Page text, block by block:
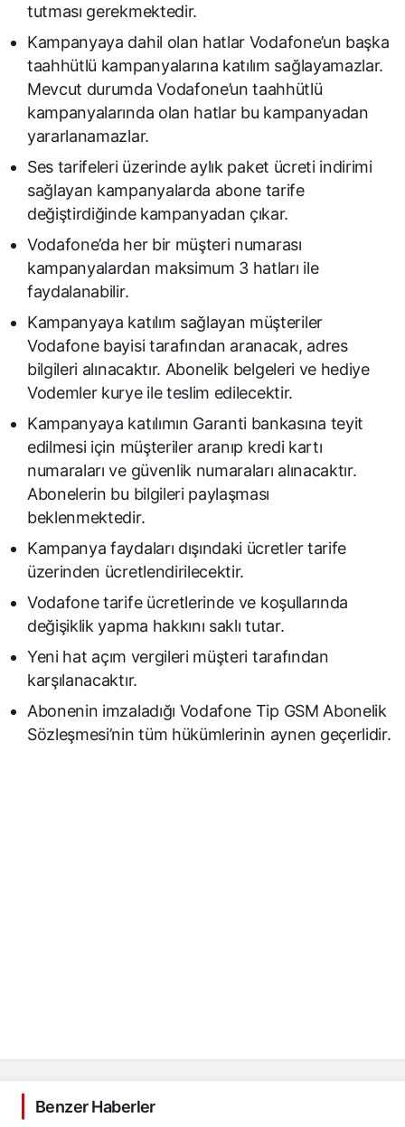
tutması gerekmektedir.
Kampanyaya dahil olan hatlar Vodafone’un başka
taahhütlü kampanyalarına katılım sağlayamazlar.
Mevcut durumda Vodafone’un taahhütlü
kampanyalarında olan hatlar bu kampanyadan
yararlanamazlar.
Ses tarifeleri üzerinde aylık paket ücreti indirimi
sağlayan kampanyalarda abone tarife
değiştirdiğinde kampanyadan çıkar.
Vodafone’da her bir müşteri numarası
kampanyalardan maksimum 3 hatları ile
faydalanabilir.
Kampanyaya katılım sağlayan müşteriler
Vodafone bayisi tarafından aranacak, adres
bilgileri alınacaktır. Abonelik belgeleri ve hediye
Vodemler kurye ile teslim edilecektir.
Kampanyaya katılımın Garanti bankasına teyit
edilmesi için müşteriler aranıp kredi kartı
numaraları ve güvenlik numaraları alınacaktır.
Abonelerin bu bilgileri paylaşması
beklenmektedir.
Kampanya faydaları dışındaki ücretler tarife
üzerinden ücretlendirilecektir.
Vodafone tarife ücretlerinde ve koşullarında
değişiklik yapma hakkını saklı tutar.
Yeni hat açım vergileri müşteri tarafından
karşılanacaktır.
Abonenin imzaladığı Vodafone Tip GSM Abonelik
Sözleşmesi’nin tüm hükümlerinin aynen geçerlidir.
Benzer Haberler